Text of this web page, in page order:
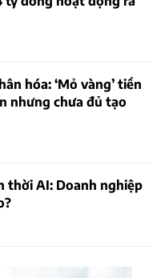
hóa: ‘Mỏ vàng’ tiền
nhưng chưa đủ tạo
thời AI: Doanh nghiệp